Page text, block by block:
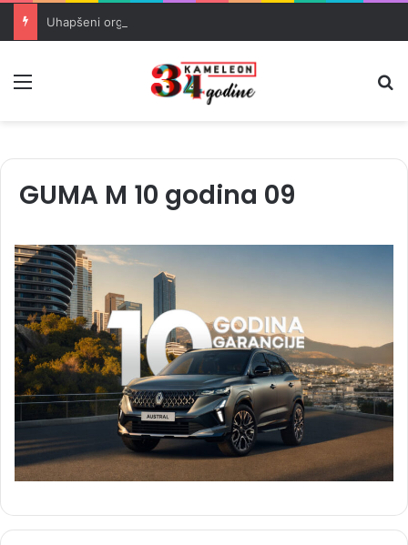
GUMA M 10 godina 09